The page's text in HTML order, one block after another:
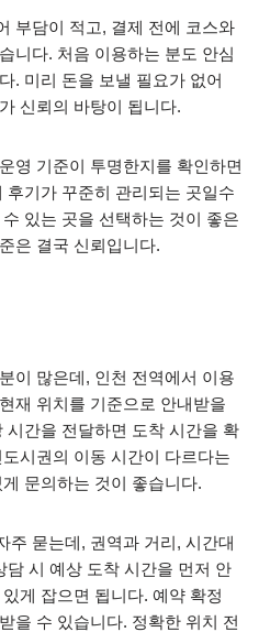
부담이 적고, 결제 전에 코스와
니다. 처음 이용하는 분도 안심
. 미리 돈을 보낼 필요가 없어
신뢰의 바탕이 됩니다.
영 기준이 투명한지를 확인하면
기가 꾸준히 관리되는 곳일수
있는 곳을 선택하는 것이 좋은
은 결국 신뢰입니다.
이 많은데, 인천 전역에서 이용
재 위치를 기준으로 안내받을
시간을 전달하면 도착 시간을 확
시권의 이동 시간이 다르다는
문의하는 것이 좋습니다.
주 묻는데, 권역과 거리, 시간대
시 예상 도착 시간을 먼저 안
게 잡으면 됩니다. 예약 확정
을 수 있습니다. 정확한 위치 전